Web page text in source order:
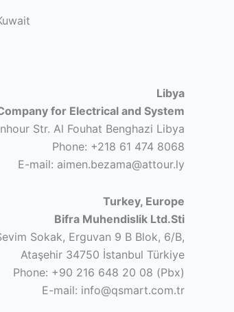
Libya
for Electrical and System
Str. Al Fouhat Benghazi Libya
Phone: +218 61 474 8068
E-mail: aimen.bezama@attour.ly
Turkey, Europe
Bifra Muhendislik Ltd.Sti
Sokak, Erguvan 9 B Blok, 6/B,
Ataşehir 34750 İstanbul Türkiye
Phone: +90 216 648 20 08 (Pbx)
E-mail: info@qsmart.com.tr